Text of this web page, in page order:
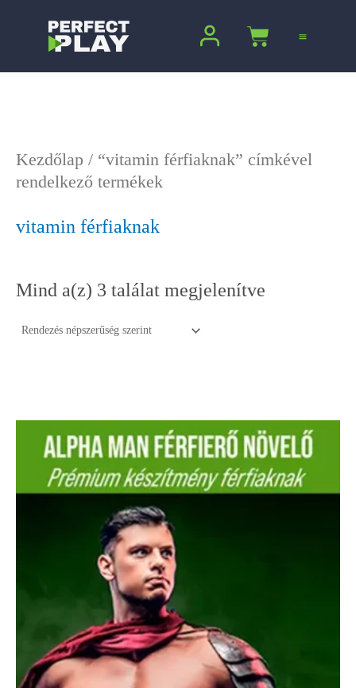
tartalomra
Kosár
Kezdőlap / “vitamin férfiaknak” címkével
rendelkező termékek
vitamin férfiaknak
Mind a(z) 3 találat megjelenítve
by
popularity